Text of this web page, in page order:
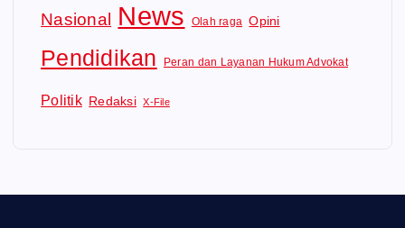
Nasional News Olah raga Opini
Pendidikan Peran dan Layanan Hukum Advokat
Politik Redaksi X-File